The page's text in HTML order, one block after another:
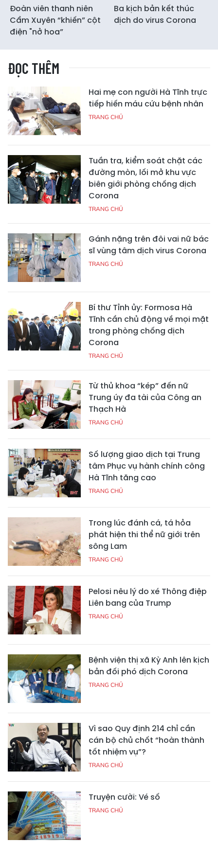
Đoàn viên thanh niên
Cẩm Xuyên “khiến” cột
điện "nở hoa”
Ba kịch bản kết thúc
dịch do virus Corona
ĐỌC THÊM
Hai mẹ con người Hà Tĩnh trực
tiếp hiến máu cứu bệnh nhân
TRANG CHỦ
Tuần tra, kiểm soát chặt các
đường mòn, lối mở khu vực
biên giới phòng chống dịch
Corona
TRANG CHỦ
Gánh nặng trên đôi vai nữ bác
sĩ vùng tâm dịch virus Corona
TRANG CHỦ
Bí thư Tỉnh ủy: Formosa Hà
Tĩnh cần chủ động về mọi mặt
trong phòng chống dịch
Corona
TRANG CHỦ
Từ thủ khoa “kép” đến nữ
Trung úy đa tài của Công an
Thạch Hà
TRANG CHỦ
Số lượng giao dịch tại Trung
tâm Phục vụ hành chính công
Hà Tĩnh tăng cao
TRANG CHỦ
Trong lúc đánh cá, tá hỏa
phát hiện thi thể nữ giới trên
sông Lam
TRANG CHỦ
Pelosi nêu lý do xé Thông điệp
Liên bang của Trump
TRANG CHỦ
Bệnh viện thị xã Kỳ Anh lên kịch
bản đối phó dịch Corona
TRANG CHỦ
Vì sao Quy định 214 chỉ cần
cán bộ chủ chốt “hoàn thành
tốt nhiệm vụ”?
TRANG CHỦ
Truyện cười: Vé số
TRANG CHỦ